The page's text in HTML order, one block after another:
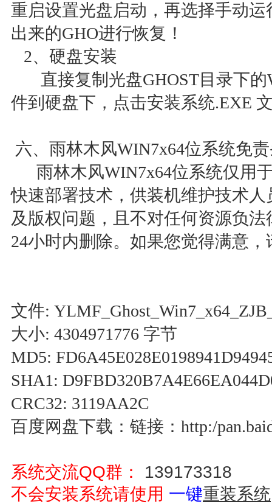
重启设置光盘启动，再选择手动运
出来的GHO进行恢复！
2、硬盘安装
直接复制光盘GHOST目录下的
件到硬盘下，点击安装系统.EXE
六、雨林木风WIN7x64位系统免
雨林木风WIN7x64位系统仅用
快速部署技术，供装机维护技术
及版权问题，且不对任何资源负
24小时内删除。如果您觉得满意
文件:
大小: 4304971776 字节
MD5:
SHA1:
CRC32: 3119AA2C
百度网盘下载：链接：http:/
系统交流QQ群：
139173318
不会安装系统请使用 一键重装系统